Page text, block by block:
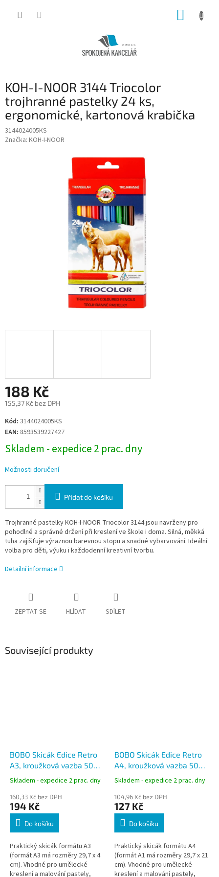
KOH-I-NOOR 3144 Triocolor
trojhranné pastelky 24 ks,
ergonomické, kartonová krabička
3144024005KS
Značka: KOH-I-NOOR
188 Kč
155,37 Kč bez DPH
Měrná
cena:
Kód: 3144024005KS
EAN: 8593539227427
Skladem - expedice 2 prac. dny
Možnosti doručení
Přidat do košíku
Trojhranné pastelky KOH-I-NOOR Triocolor 3144 jsou navrženy pro
pohodlné a správné držení při kreslení ve škole i doma. Silná, měkká
tuha zajišťuje výraznou barevnou stopu a snadné vybarvování. Ideální
volba pro děti, výuku i každodenní kreativní tvorbu.
Detailní informace
ZEPTAT SE HLÍDAT SDÍLET
Související produkty
BOBO Skicák Edice Retro
A3, kroužková vazba 50
listů
Skladem - expedice 2 prac. dny
160,33 Kč bez DPH
194 Kč
Do košíku
Praktický skicák formátu A3
(formát A3 má rozměry 29,7 x 4
cm). Vhodné pro umělecké
kreslení a malování pastely,
BOBO Skicák Edice Retro
A4, kroužková vazba 50
listů
Skladem - expedice 2 prac. dny
104,96 Kč bez DPH
127 Kč
Do košíku
Praktický skicák formátu A4
(formát A1 má rozměry 29,7 x 21
cm). Vhodné pro umělecké
kreslení a malování pastely,